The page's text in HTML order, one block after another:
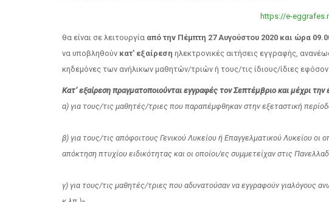
https://e-
θα είναι σε λειτουργία από την Πέμπτη 27 Αυγούστου 2020 και ώρα
να υποβληθούν κατ’ εξαίρεση ηλεκτρονικές αιτήσεις εγγραφής,
κηδεμόνες των ανήλικων μαθητών/τριών ή τους/τις ίδιους/ίδιες εφόσον
Κατ’ εξαίρεση πραγματοποιούνται εγγραφές τον Σεπτέμβριο και μέχρι
α) για τους/τις μαθητές/τριες που παραπέμφθηκαν στην εξεταστική
β) για τους/τις απόφοιτους Γενικού Λυκείου ή Επαγγελματικού Λυκείου
απόκτηση πτυχίου ειδικότητας και οι οποίοι/ες συμμετείχαν στις
γ) για τους/τις μαθητές/τριες που αδυνατούσαν να εγγραφούν γιαλόγους